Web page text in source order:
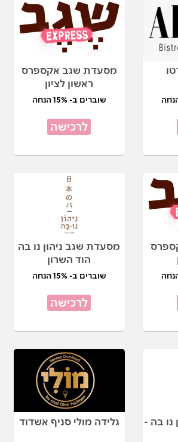
מסעדת שגב אקספרס
ראשון לציון
שוברים ב- 15% הנחה
לרכישה
מסעדת שגב ניהון נו בה
הוד השרון
שוברים ב- 15% הנחה
לרכישה
נו בה -
גלידה מולי סניף אשדוד